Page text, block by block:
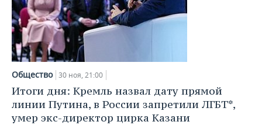
Общество 30 ноя, 21:00
Итоги дня: Кремль назвал дату прямой
линии Путина, в России запретили ЛГБТ*,
умер экс-директор цирка Казани